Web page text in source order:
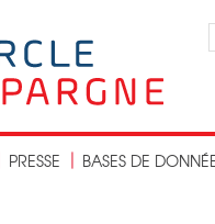
PRESSE
BASES DE